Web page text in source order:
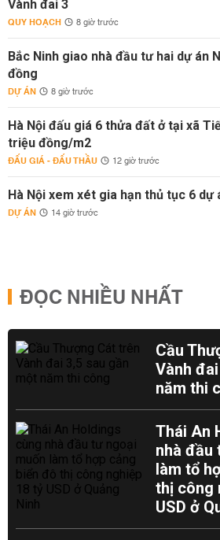
Vành đai 3
QUY HOẠCH 8 giờ trước
Bắc Ninh giao nhà đầu tư hai dự án
đồng
DỰ ÁN 8 giờ trước
Hà Nội đấu giá 6 thửa đất ở tại xã
triệu đồng/m2
ĐẤU GIÁ - ĐẤU THẦU 12 giờ trước
Hà Nội xem xét gia hạn thủ tục 6 dự
DỰ ÁN 14 giờ trước
ĐỌC NHIỀU NHẤT
Cầu
Vành
năm thi
Thái An
nhà đầu
làm tổ
thị công
USD ở